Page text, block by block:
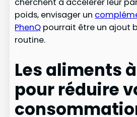
cherchent à accélérer leur
poids, envisager un
PhenQ pourrait être un ajout
routine.
Les aliments
pour réduire